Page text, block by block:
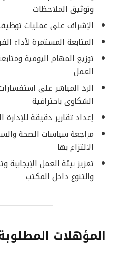
وتوثيق الملاحظات
الإشراف على عمليات
المتابعة المستمرة لأداء
توزيع المهام اليومية
العمل
الرد المباشر على
الشكاوى باحترافية
إعداد تقارير دقيقة
مراجعة سياسات الصحة
الالتزام بها
تعزيز بيئة العمل
والتنوع داخل المكتب
المؤهلات